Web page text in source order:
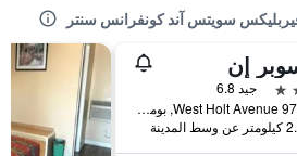
سويتس آند كونفرانس سنتر
إن
جيد 6.8
975 West Holt Avenue, بومونا, CA, الولايات المتحدة الأميريكية
وسط المدينة